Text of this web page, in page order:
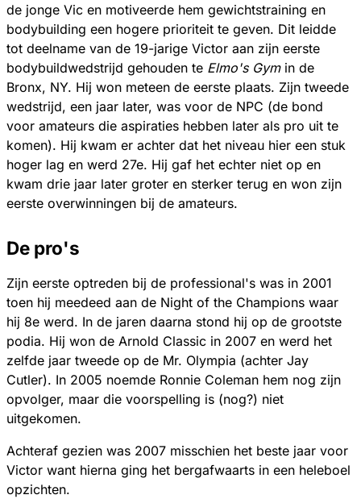
de jonge Vic en motiveerde hem gewichtstraining en
bodybuilding een hogere prioriteit te geven. Dit leidde
tot deelname van de 19-jarige Victor aan zijn eerste
bodybuildwedstrijd gehouden te Elmo's Gymin de
Bronx, NY. Hij won meteen de eerste plaats. Zijn tweede
wedstrijd, een jaar later, was voor de NPC (de bond
voor amateurs die aspiraties hebben later als pro uit te
komen). Hij kwam er achter dat het niveau hier een stuk
hoger lag en werd 27e. Hij gaf het echter niet op en
kwam drie jaar later groter en sterker terug en won zijn
eerste overwinningen bij de amateurs.
De pro's
Zijn eerste optreden bij de professional's was in 2001
toen hij meedeed aan de Night of the Champions waar
hij 8e werd. In de jaren daarna stond hij op de grootste
podia. Hij won de Arnold Classic in 2007 en werd het
zelfde jaar tweede op de Mr. Olympia (achter Jay
Cutler). In 2005 noemde Ronnie Coleman hem nog zijn
opvolger, maar die voorspelling is (nog?) niet
uitgekomen.
Achteraf gezien was 2007 misschien het beste jaar voor
Victor want hierna ging het bergafwaarts in een heleboel
opzichten.